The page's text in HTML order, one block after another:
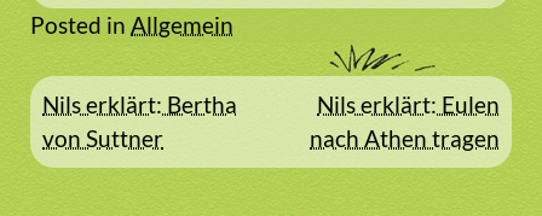
Posted in Allgemein
Beitragsnavigation
Nils erklärt: Bertha
von Suttner
Nils erklärt: Eulen
nach Athen tragen